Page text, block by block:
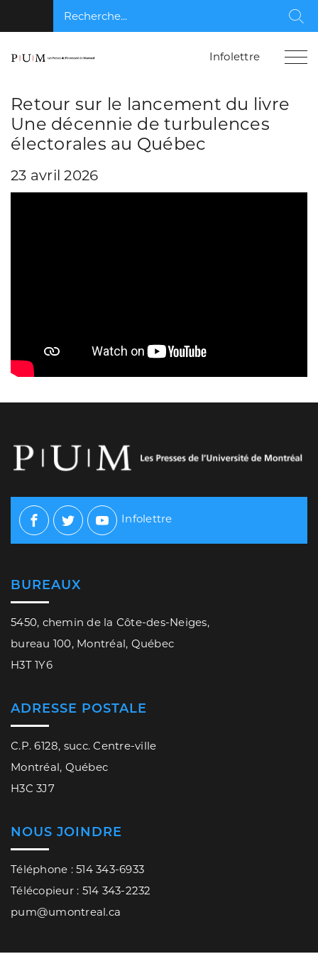
Recherche...
Infolettre
Retour sur le lancement du livre
Une décennie de turbulences
électorales au Québec
23 avril 2026
Facebook
TwitterYoutube
Infolettre
BUREAUX
5450, chemin de la Côte-des-Neiges,
bureau 100, Montréal, Québec
H3T 1Y6
ADRESSE POSTALE
C.P. 6128, succ. Centre-ville
Montréal, Québec
H3C 3J7
NOUS JOINDRE
Téléphone : 514 343-6933
Télécopieur : 514 343-2232
pum@umontreal.ca